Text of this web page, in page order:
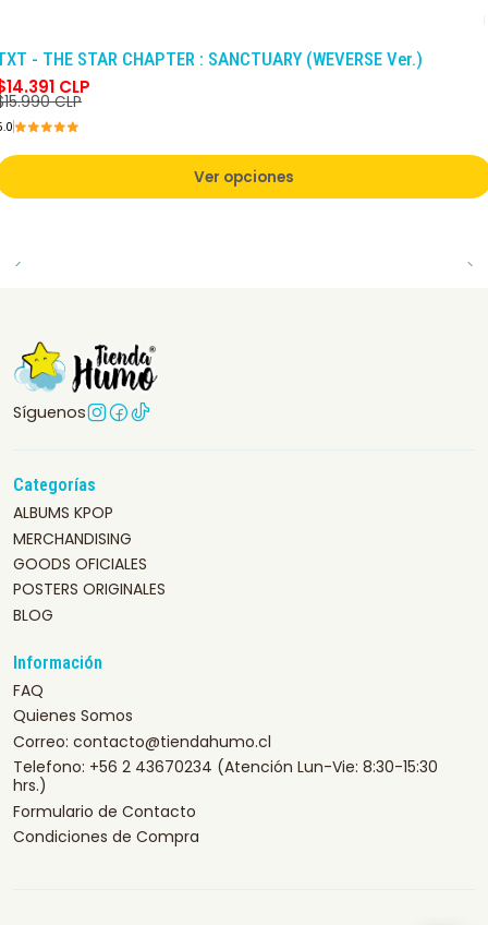
- THE STAR CHAPTER : SANCTUARY (WEVERSE Ver.)
CLP
CLP
Ver opciones
Síguenos
Categorías
ALBUMS KPOP
MERCHANDISING
GOODS OFICIALES
POSTERS ORIGINALES
BLOG
Información
FAQ
Quienes Somos
Correo: contacto@tiendahumo.cl
Telefono: +56 2 43670234 (Atención Lun-Vie: 8:30-15:30
hrs.)
Formulario de Contacto
Condiciones de Compra